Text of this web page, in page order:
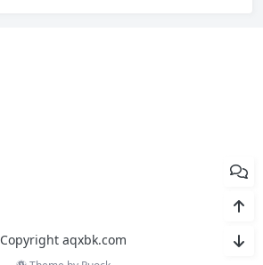
Copyright aqxbk.com